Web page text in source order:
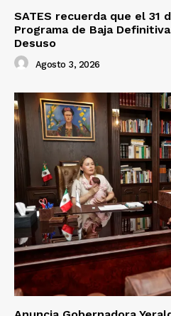
SATES recuerda que el 31
Programa de Baja
Desuso
Agosto 3, 2026